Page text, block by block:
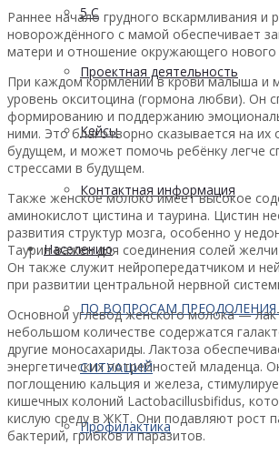
5 С
Проектная деятельность
Кейсы
Контактная информация
Населению
ПО ВОПРОСАМ
СИТУАЦИЙ
Профилактика
Раннее начало грудного вскармливания и
новорождённого с мамой обеспечивает
матери и отношение окружающего нового
При каждом кормлении в крови малыша и
уровень окситоцина (гормона любви). Он
формированию и поддержанию
ними. Это благотворно сказывается на их
будущем, и может помочь ребёнку легче
стрессами в будущем.
Также женское молоко имеет высокое
аминокислот цистина и таурина. Цистин
развития структур мозга, особенно у
Таурин важен для соединения солей
Он также служит нейропередатчиком и
при развитии центральной нервной
Основной углевод женского молока —
небольшом количестве содержатся
другие моносахариды. Лактоза
энергетических потребностей младенца.
поглощению кальция и железа,
кишечных колоний Lactobacillusbifidus,
кислую среду в ЖКТ. Они подавляют рост
бактерий, грибков и паразитов.